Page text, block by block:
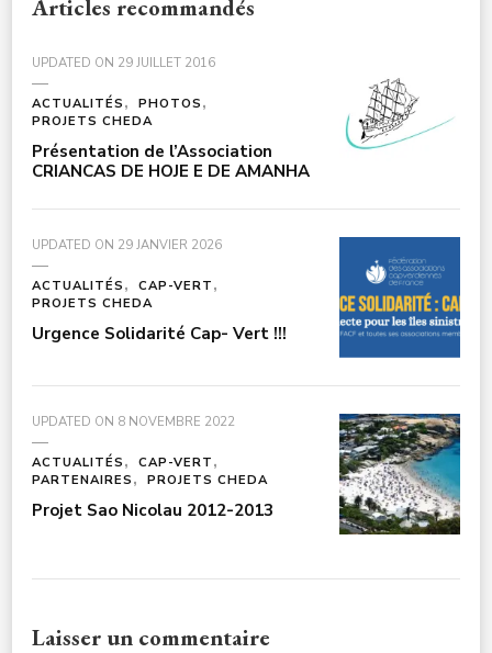
Articles recommandés
UPDATED ON 29 JUILLET 2016
ACTUALITÉS
PHOTOS
PROJETS CHEDA
Présentation de l’Association
CRIANCAS DE HOJE E DE AMANHA
UPDATED ON 29 JANVIER 2026
ACTUALITÉS
CAP-VERT
PROJETS CHEDA
Urgence Solidarité Cap- Vert !!!
UPDATED ON 8 NOVEMBRE 2022
ACTUALITÉS
CAP-VERT
PARTENAIRES
PROJETS CHEDA
Projet Sao Nicolau 2012-2013
Laisser un commentaire